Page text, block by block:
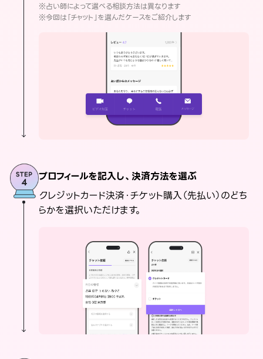
※占い師によって選べる相談方法は異なります
※今回は「チャット」を選んだケースをご紹介します
プロフィールを記入し、決済方法を選ぶ
クレジットカード決済・チケット購入（先払い）のどち
らかを選択いただけます。